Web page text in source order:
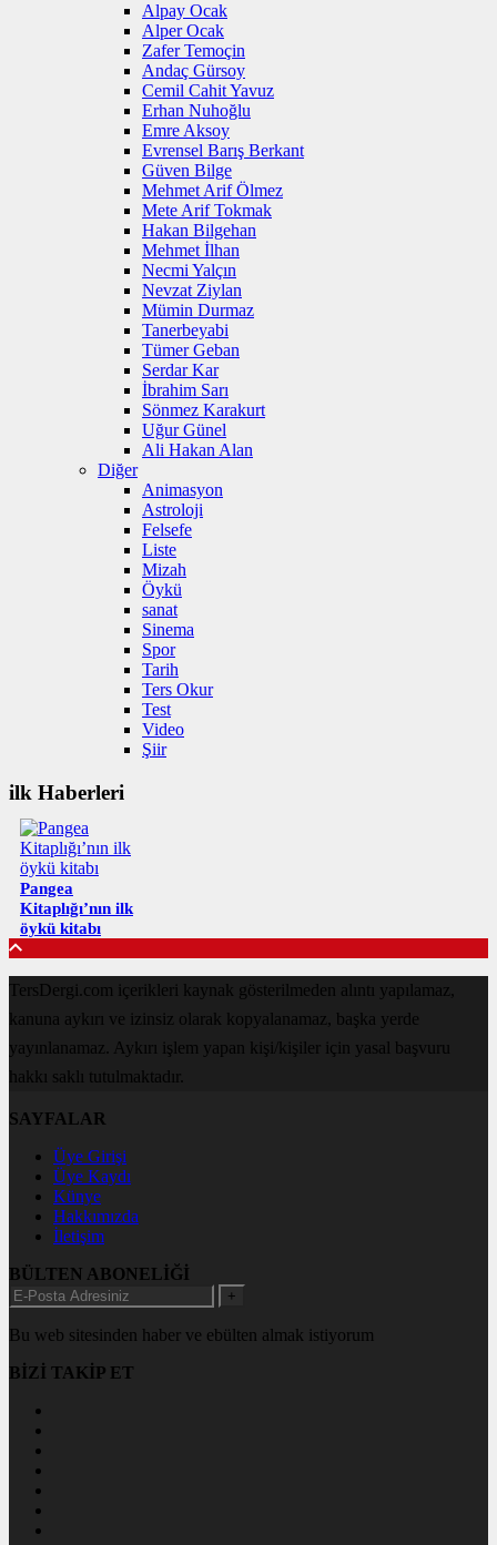
Alpay Ocak
Alper Ocak
Zafer Temoçin
Andaç Gürsoy
Cemil Cahit Yavuz
Erhan Nuhoğlu
Emre Aksoy
Evrensel Barış Berkant
Güven Bilge
Mehmet Arif Ölmez
Mete Arif Tokmak
Hakan Bilgehan
Mehmet İlhan
Necmi Yalçın
Nevzat Ziylan
Mümin Durmaz
Tanerbeyabi
Tümer Geban
Serdar Kar
İbrahim Sarı
Sönmez Karakurt
Uğur Günel
Ali Hakan Alan
Diğer
Animasyon
Astroloji
Felsefe
Liste
Mizah
Öykü
sanat
Sinema
Spor
Tarih
Ters Okur
Test
Video
Şiir
ilk Haberleri
Pangea
Kitaplığı’nın ilk
öykü kitabı
TersDergi.com içerikleri kaynak gösterilmeden alıntı yapılamaz,
kanuna aykırı ve izinsiz olarak kopyalanamaz, başka yerde
yayınlanamaz. Aykırı işlem yapan kişi/kişiler için yasal başvuru
hakkı saklı tutulmaktadır.
SAYFALAR
Üye Girişi
Üye Kaydı
Künye
Hakkımızda
İletişim
BÜLTEN ABONELİĞİ
+
Bu web sitesinden haber ve ebülten almak istiyorum
BİZİ TAKİP ET